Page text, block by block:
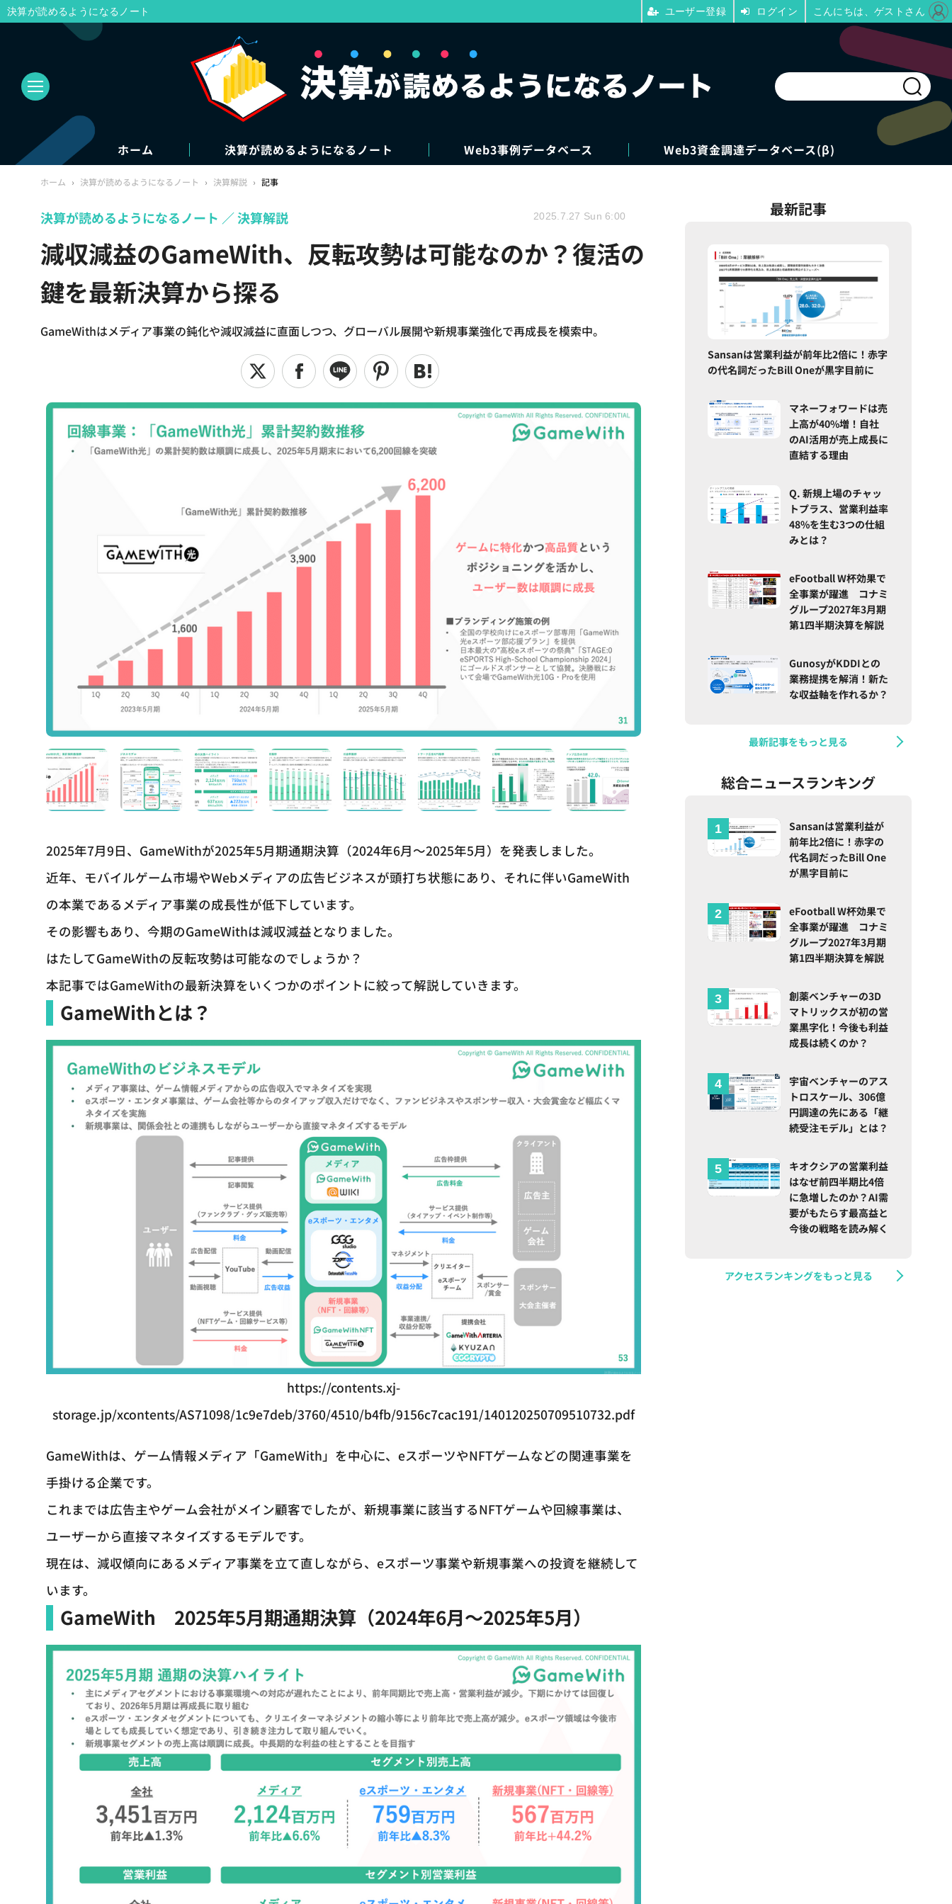
ホーム 決算が読めるようになるノート Web3事例データベース Web3資金調達データベース(β)
ホーム › 決算が読めるようになるノート › 決算解説 › 記事
減収減益のGameWith、反転攻勢は可能なのか？復活の
鍵を最新決算から探る
GameWithはメディア事業の鈍化や減収減益に直面しつつ、グローバル展開や新規事業強化で再成長を模索中。
決算が読めるようになるノート 決算解説 2025.7.27 Sun 6:00
2025年7月9日、GameWithが2025年5月期通期決算（2024年6月～2025年5月）を発表しました。
近年、モバイルゲーム市場やWebメディアの広告ビジネスが頭打ち状態にあり、それに伴いGameWith
の本業であるメディア事業の成長性が低下しています。
その影響もあり、今期のGameWithは減収減益となりました。
はたしてGameWithの反転攻勢は可能なのでしょうか？
本記事ではGameWithの最新決算をいくつかのポイントに絞って解説していきます。
GameWithとは？
https://contents.xj-
storage.jp/xcontents/AS71098/1c9e7deb/3760/4510/b4fb/9156c7cac191/140120250709510732.pdf
GameWithは、ゲーム情報メディア「GameWith」を中心に、eスポーツやNFTゲームなどの関連事業を
手掛ける企業です。
これまでは広告主やゲーム会社がメイン顧客でしたが、新規事業に該当するNFTゲームや回線事業は、
ユーザーから直接マネタイズするモデルです。
現在は、減収傾向にあるメディア事業を立て直しながら、eスポーツ事業や新規事業への投資を継続して
います。
GameWith 2025年5月期通期決算（2024年6月～2025年5月）
最新記事
Sansanは営業利益が前年比2倍に！赤字
の代名詞だったBill Oneが黒字目前に
マネーフォワードは売
上高が40%増！自社
のAI活用が売上成長に
直結する理由
Q. 新規上場のチャッ
トプラス、営業利益率
48%を生む3つの仕組
みとは？
eFootball W杯効果で
全事業が躍進 コナミ
グループ2027年3月期
第1四半期決算を解説
GunosyがKDDIとの
業務提携を解消！新た
な収益軸を作れるか？
最新記事をもっと見る
総合ニュースランキング
Sansanは営業利益が
前年比2倍に！赤字の
代名詞だったBill One
が黒字目前に
eFootball W杯効果で
全事業が躍進 コナミ
グループ2027年3月期
第1四半期決算を解説
創薬ベンチャーの3D
マトリックスが初の営
業黒字化！今後も利益
成長は続くのか？
宇宙ベンチャーのアス
トロスケール、306億
円調達の先にある「継
続受注モデル」とは？
キオクシアの営業利益
はなぜ前四半期比4倍
に急増したのか？AI需
要がもたらす最高益と
今後の戦略を読み解く
アクセスランキングをもっと見る
決算が読めるようになるノート ユーザー登録 ログイン こんにちは、ゲストさん